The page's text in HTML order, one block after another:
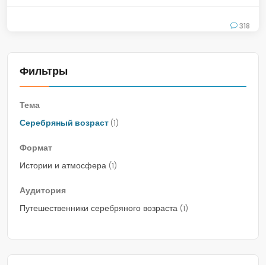
318
Фильтры
Тема
Серебряный возраст (1)
Формат
Истории и атмосфера (1)
Аудитория
Путешественники серебряного возраста (1)